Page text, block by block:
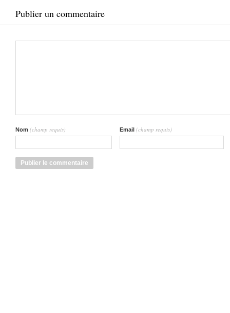
Publier un commentaire
Nom (champ requis) Email (champ requis)